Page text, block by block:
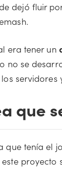
dejó fluir
era tener un
no se
servidores
que
que tenía el
proyecto